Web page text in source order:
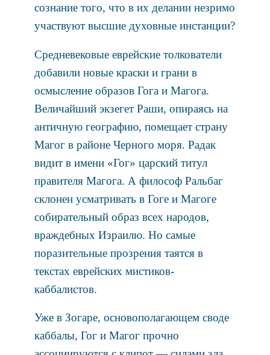
сознание того, что в их делании незримо
участвуют высшие духовные инстанции?
Средневековые еврейские толкователи
добавили новые краски и грани в
осмысление образов Гога и Магога.
Величайший экзегет Раши, опираясь на
античную географию, помещает страну
Магог в районе Черного моря. Радак
видит в имени «Гог» царский титул
правителя Магога. А философ Ральбаг
склонен усматривать в Гоге и Магоге
собирательный образ всех народов,
враждебных Израилю. Но самые
поразительные прозрения таятся в
текстах еврейских мистиков-
каббалистов.
Уже в Зогаре, основополагающем своде
каббалы, Гог и Магог прочно